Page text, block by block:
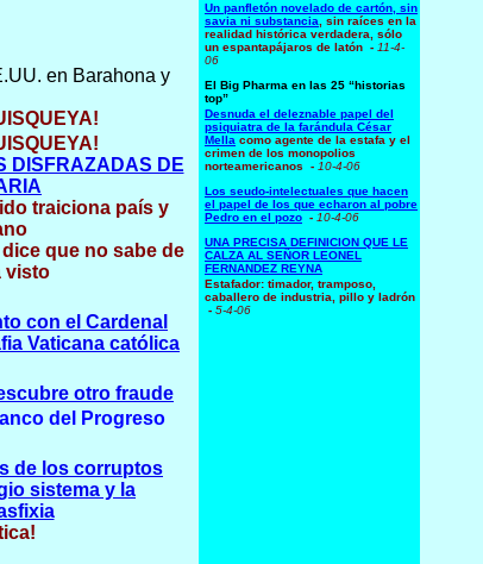
en Barahona y
DISFRAZADAS DE
traiciona país y
que no sabe de
visto
con el Cardenal
Vaticana católica
otro fraude
del Progreso
de los corruptos
sistema y la
Un panfletón novelado de cartón, sin
savia ni substancia , sin raíces en la
realidad histórica verdadera, sólo
un espantapájaros de latón - 11-4-
06
El Big Pharma en las 25 “historias
top”
Desnuda el deleznable papel del
psiquiatra de la farándula César
Mella como agente de la estafa y el
crimen de los monopolios
norteamericanos
- 10-4-06
Los seudo-intelectuales que hacen
el papel de los que echaron al pobre
Pedro en el pozo - 10-4-06
UNA PRECISA DEFINICION QUE LE
CALZA AL SEÑOR LEONEL
FERNANDEZ REYNA
Estafador: timador, tramposo,
caballero de industria, pillo y ladrón
- 5-4-06